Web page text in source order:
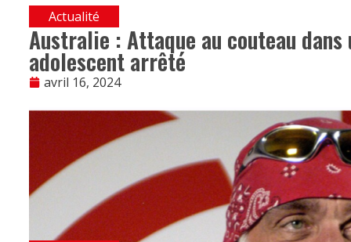
Actualité
Australie : Attaque au couteau dans
adolescent arrêté
avril 16, 2024